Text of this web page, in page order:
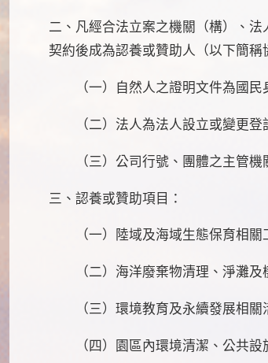
二、凡經合法立案之機關（構）、
契約後成為認養或贊助人（以下簡
（一）自然人之證明文件為國民
（二）法人為法人設立或變更登
（三）公司行號、團體之主管機
三、認養或贊助項目：
（一）陸域及海域生態保育相關
（二）海洋廢棄物清理、淨灘及
（三）環境教育及永續發展相關
（四）園區內環境清潔、公共設